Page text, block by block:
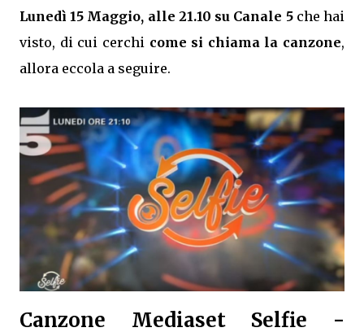
Lunedì 15 Maggio, alle 21.10 su Canale 5che hai
visto, di cui cerchi come si chiama la canzone,
allora eccola a seguire.
Canzone Mediaset Selfie -